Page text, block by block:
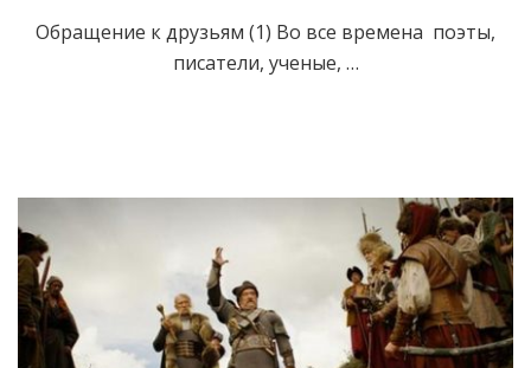
Обращение к друзьям (1) Во все времена поэты,
писатели, ученые, …